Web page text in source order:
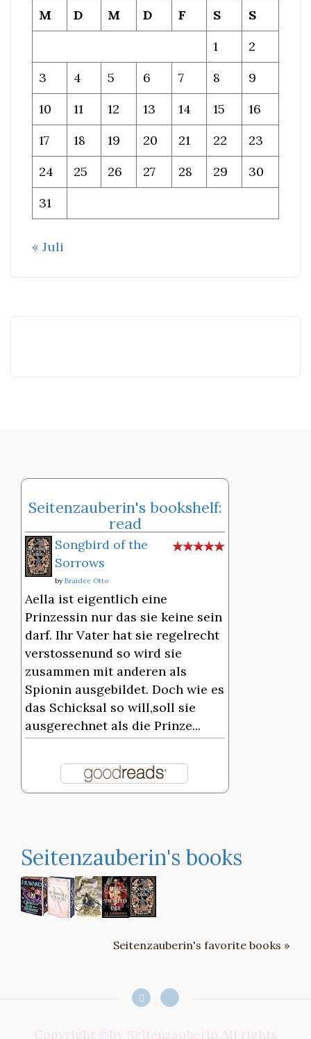
M
D M D F S
S
1
2
3
4 5 6 7 8
9
10
11 12 13 14 15
16
17
18 19 20 21 22
23
24
25 26 27 28 29
30
31
« Juli
Seitenzauberin's bookshelf:
read
Songbird of the
Sorrows
by Braidee Otto
Aella ist eigentlich eine
Prinzessin nur das sie keine sein
darf. Ihr Vater hat sie regelrecht
verstossenund so wird sie
zusammen mit anderen als
Spionin ausgebildet. Doch wie es
das Schicksal so will,soll sie
ausgerechnet als die Prinze...
Seitenzauberin's books
Seitenzauberin's favorite books »
Copyright ©by Seitenzauberin All rights